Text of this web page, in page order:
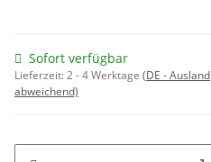
Sofort verfügbar
Lieferzeit:2 - 4 Werktage (DE - Ausland
abweichend)